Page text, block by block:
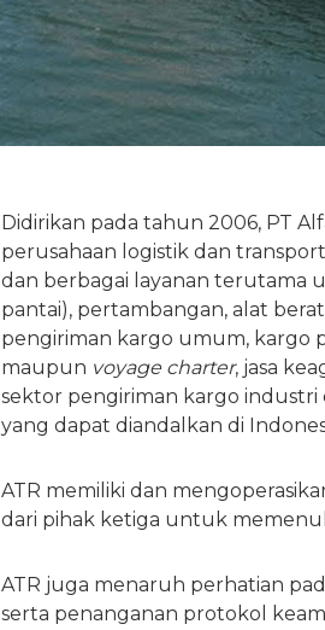
Didirikan pada tahun 2006, PT
perusahaan logistik dan
dan berbagai layanan terutama
pantai), pertambangan, alat
pengiriman kargo umum, kargo
maupun voyage charter, jasa
sektor pengiriman kargo industri
yang dapat diandalkan di
ATR memiliki dan
dari pihak ketiga untuk
ATR juga menaruh perhatian
serta penanganan protokol